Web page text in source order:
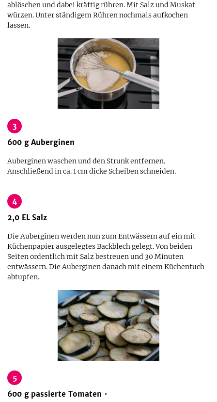
ablöschen und dabei kräftig rühren. Mit Salz und Muskat
würzen. Unter ständigem Rühren nochmals aufkochen
lassen.
3
600 g Auberginen
Auberginen waschen und den Strunk entfernen.
Anschließend in ca. 1 cm dicke Scheiben schneiden.
4
2,0 EL Salz
Die Auberginen werden nun zum Entwässern auf ein mit
Küchenpapier ausgelegtes Backblech gelegt. Von beiden
Seiten ordentlich mit Salz bestreuen und 30 Minuten
entwässern. Die Auberginen danach mit einem Küchentuch
abtupfen.
5
600 g passierte Tomaten